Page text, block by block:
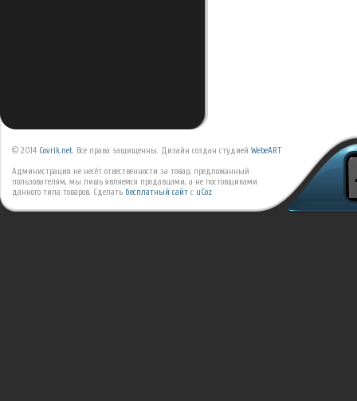
© 2014 Covrik.net. Все права защищенны. Дизайн создан студией WebeART
Администрация не несёт отвественности за товар, предложанный
пользователям, мы лишь являемся продавцами, а не постовщиками
данного типа товаров. Сделать бесплатный сайт с uCoz